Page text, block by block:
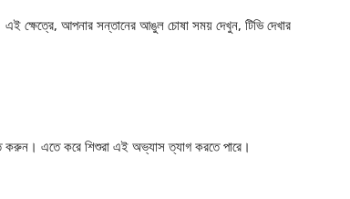
ক্ষেত্রে, আপনার সন্তানের আঙুল চোষা সময় দেখুন, টিভি দেখার
এতে করে শিশুরা এই অভ্যাস ত্যাগ করতে পারে।